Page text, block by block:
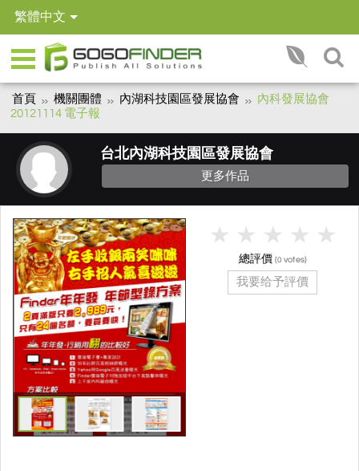
繁體中文
首頁 機關團體 內湖科技園區發展協會
內科發展協會
20121114 電子報
台北內湖科技園區發展協會
更多作品
總評價 (0 votes)
我要给予評價